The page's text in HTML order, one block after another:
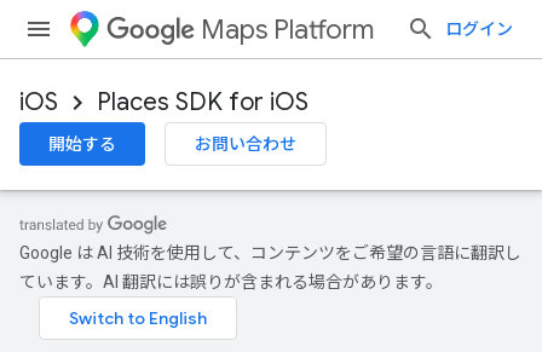
Maps Platform ログイン
iOS Places SDK for iOS
開始する お問い合わせ
Google は AI 技術を使用して、コンテンツをご希望の言語に翻訳し
ています。AI 翻訳には誤りが含まれる場合があります。